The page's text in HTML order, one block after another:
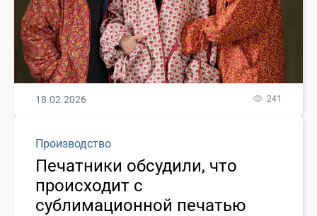
18.02.2026 241
Производство
Печатники обсудили, что
происходит с
сублимационной печатью